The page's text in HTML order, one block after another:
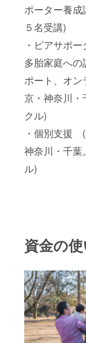
ポーター養
５名受講)
・ピアサポ
多胎家庭への
ポート、オン
京・神奈川・
クル)
・個別支援 (
神奈川・千葉
ル)
資金の